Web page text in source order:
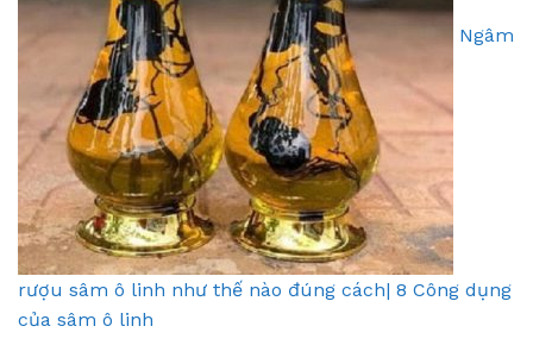
Ngâm
rượu sâm ô linh như thế nào đúng cách| 8 Công dụng
của sâm ô linh